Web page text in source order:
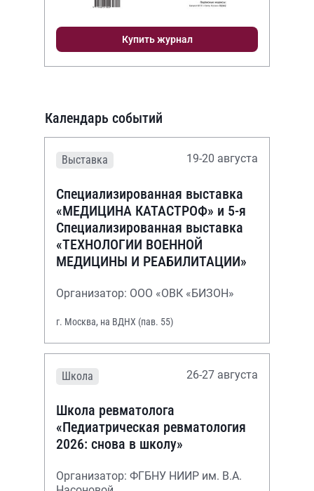
Купить журнал
Календарь событий
Выставка 19-20 августа
Специализированная выставка
«МЕДИЦИНА КАТАСТРОФ» и 5-я
Специализированная выставка
«ТЕХНОЛОГИИ ВОЕННОЙ
МЕДИЦИНЫ И РЕАБИЛИТАЦИИ»
Организатор: ООО «ОВК «БИЗОН»
г. Москва, на ВДНХ (пав. 55)
Школа 26-27 августа
Школа ревматолога
«Педиатрическая ревматология
2026: снова в школу»
Организатор: ФГБНУ НИИР им. В.А.